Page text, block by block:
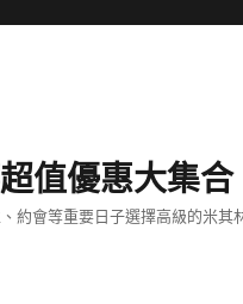
值優惠大集合
約會等重要日子選擇高級的米